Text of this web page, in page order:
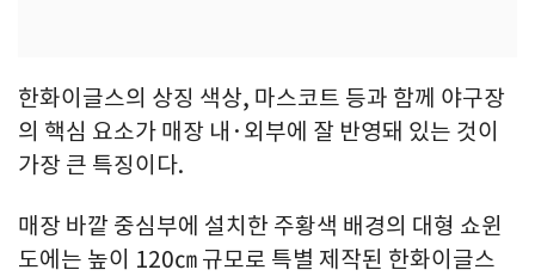
한화이글스의 상징 색상, 마스코트 등과 함께 야구장
의 핵심 요소가 매장 내·외부에 잘 반영돼 있는 것이
가장 큰 특징이다.
매장 바깥 중심부에 설치한 주황색 배경의 대형 쇼윈
도에는 높이 120㎝ 규모로 특별 제작된 한화이글스